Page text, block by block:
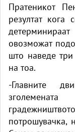
Пратеникот
резултат
овозможат
што наведе
на тоа.
-Главните
потрошувачка,